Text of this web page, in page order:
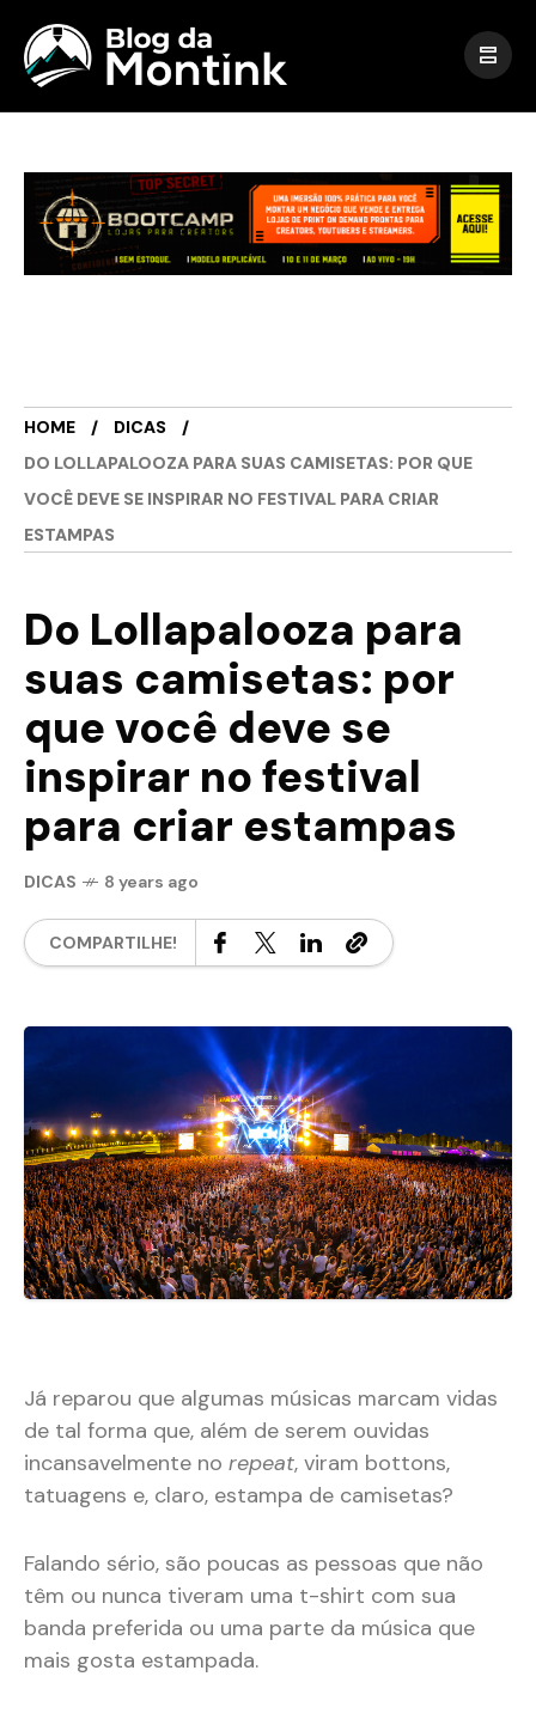
HOME
DICAS
DO LOLLAPALOOZA PARA SUAS CAMISETAS: POR QUE
VOCÊ DEVE SE INSPIRAR NO FESTIVAL PARA CRIAR
ESTAMPAS
Do Lollapalooza para
suas camisetas: por
que você deve se
inspirar no festival
para criar estampas
DICAS 8 years ago
COMPARTILHE!
Já reparou que algumas músicas marcam vidas
de tal forma que, além de serem ouvidas
incansavelmente no repeat, viram bottons,
tatuagens e, claro, estampa de camisetas?
Falando sério, são poucas as pessoas que não
têm ou nunca tiveram uma t-shirt com sua
banda preferida ou uma parte da música que
mais gosta estampada.